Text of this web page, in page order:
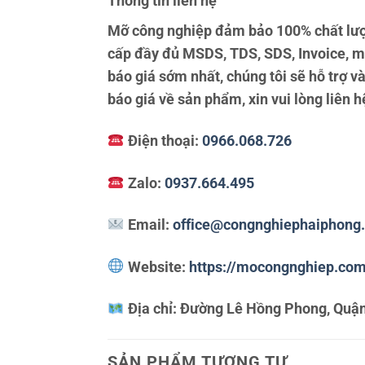
Mỡ công nghiệp đảm bảo 100% chất
cấp đầy đủ MSDS, TDS, SDS, Invoice,
báo giá sớm nhất, chúng tôi sẽ hỗ trợ
báo giá về sản phẩm, xin vui lòng liên
Điện thoại: 0966.068.726
Zalo: 0937.664.495
Email:
Website: https://
Địa chỉ: Đường Lê Hồng Phong,